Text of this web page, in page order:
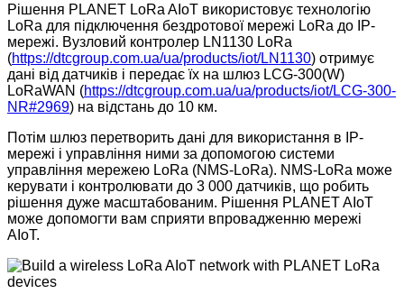
Рішення PLANET LoRa AIoT використовує технологію
LoRa для підключення бездротової мережі LoRa до IP-
мережі. Вузловий контролер LN1130 LoRa
(https://dtcgroup.com.ua/ua/products/iot/LN1130) отримує
дані від датчиків і передає їх на шлюз LCG-300(W)
LoRaWAN (https://dtcgroup.com.ua/ua/products/iot/LCG-300-
NR#2969) на відстань до 10 км.
Потім шлюз перетворить дані для використання в IP-
мережі і управління ними за допомогою системи
управління мережею LoRa (NMS-LoRa). NMS-LoRa може
керувати і контролювати до 3 000 датчиків, що робить
рішення дуже масштабованим. Рішення PLANET AIoT
може допомогти вам сприяти впровадженню мережі
AIoT.